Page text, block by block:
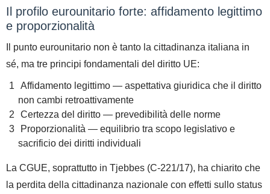
Il profilo eurounitario forte: affidamento legittimo
e proporzionalità
Il punto eurounitario non è tanto la cittadinanza italiana in
sé, ma tre principi fondamentali del diritto UE:
Affidamento legittimo — aspettativa giuridica che il diritto
non cambi retroattivamente
Certezza del diritto — prevedibilità delle norme
Proporzionalità — equilibrio tra scopo legislativo e
sacrificio dei diritti individuali
La CGUE, soprattutto in Tjebbes (C-221/17), ha chiarito che
la perdita della cittadinanza nazionale con effetti sullo status